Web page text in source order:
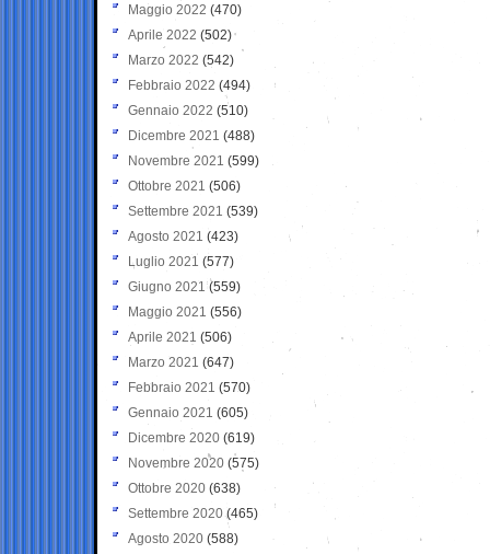
Maggio 2022 (470)
Aprile 2022 (502)
Marzo 2022 (542)
Febbraio 2022 (494)
Gennaio 2022 (510)
Dicembre 2021 (488)
Novembre 2021 (599)
Ottobre 2021 (506)
Settembre 2021 (539)
Agosto 2021 (423)
Luglio 2021 (577)
Giugno 2021(559)
Maggio 2021 (556)
Aprile 2021 (506)
Marzo 2021 (647)
Febbraio 2021 (570)
Gennaio 2021 (605)
Dicembre 2020 (619)
Novembre 2020 (575)
Ottobre 2020 (638)
Settembre 2020(465)
Agosto 2020 (588)